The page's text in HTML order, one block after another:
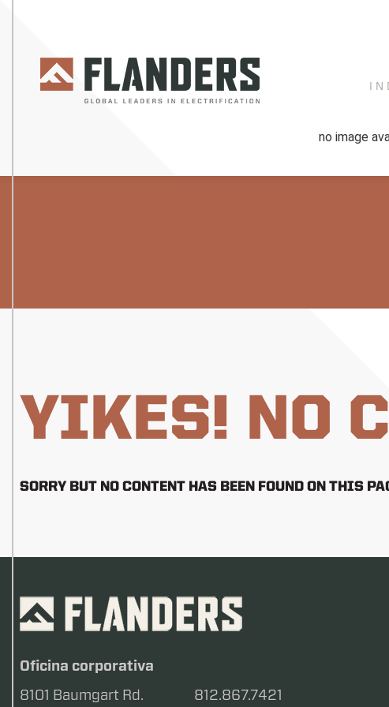
YIKES! NO
SORRY BUT NO CONTENT HAS BEEN FOUND ON THIS
Oficina corporativa
8101 Baumgart Rd.
812.867.7421